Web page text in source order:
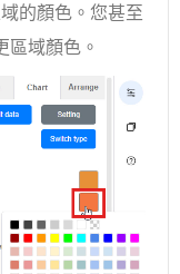
的顏色。您甚至
區域顏色。